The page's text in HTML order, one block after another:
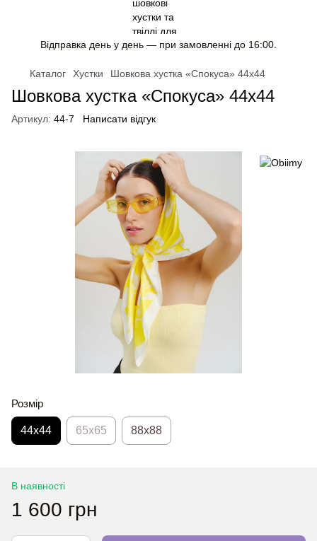
Відправка день у день — при замовленні до 16:00.
Каталог Хустки Шовкова хустка «Спокуса» 44х44
Шовкова хустка «Спокуса» 44х44
Артикул: 44-7 Написати відгук
Розмір
44х44 65x65 88x88
В наявності
1 600 грн